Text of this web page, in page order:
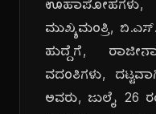
ಊಹಾಪೋಹಗಳು,
ಮುಖ್ಯಮಂತ್ರಿ,
ಹುದ್ದೆಗೆ,
ವದಂತಿಗಳು,
ಅವರು, ಜುಲೈ 26